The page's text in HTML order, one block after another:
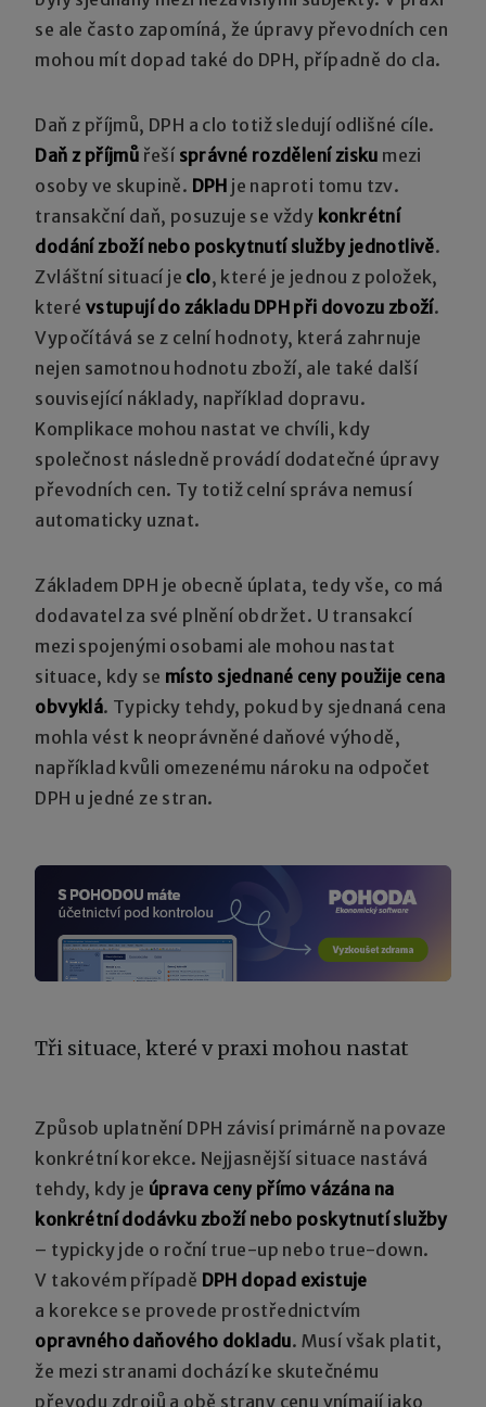
se ale často zapomíná, že úpravy převodních cen
mohou mít dopad také do DPH, případně do cla.
Daň z příjmů, DPH a clo totiž sledují odlišné cíle.
Daň z příjmů řeší správné rozdělení zisku mezi
osoby ve skupině. DPH je naproti tomu tzv.
transakční daň, posuzuje se vždy konkrétní
dodání zboží nebo poskytnutí služby jednotlivě.
Zvláštní situací je clo, které je jednou z položek,
které vstupují do základu DPH při dovozu zboží.
Vypočítává se z celní hodnoty, která zahrnuje
nejen samotnou hodnotu zboží, ale také další
související náklady, například dopravu.
Komplikace mohou nastat ve chvíli, kdy
společnost následně provádí dodatečné úpravy
převodních cen. Ty totiž celní správa nemusí
automaticky uznat.
Základem DPH je obecně úplata, tedy vše, co má
dodavatel za své plnění obdržet. U transakcí
mezi spojenými osobami ale mohou nastat
situace, kdy se místo sjednané ceny použije cena
obvyklá. Typicky tehdy, pokud by sjednaná cena
mohla vést k neoprávněné daňové výhodě,
například kvůli omezenému nároku na odpočet
DPH u jedné ze stran.
Tři situace, které v praxi mohou nastat
Způsob uplatnění DPH závisí primárně na povaze
konkrétní korekce. Nejjasnější situace nastává
tehdy, kdy je úprava ceny přímo vázána na
konkrétní dodávku zboží nebo poskytnutí služby
– typicky jde o roční true-up nebo true-down.
V takovém případě DPH dopad existuje
a korekce se provede prostřednictvím
opravného daňového dokladu. Musí však platit,
že mezi stranami dochází ke skutečnému
převodu zdrojů a obě strany cenu vnímají jako